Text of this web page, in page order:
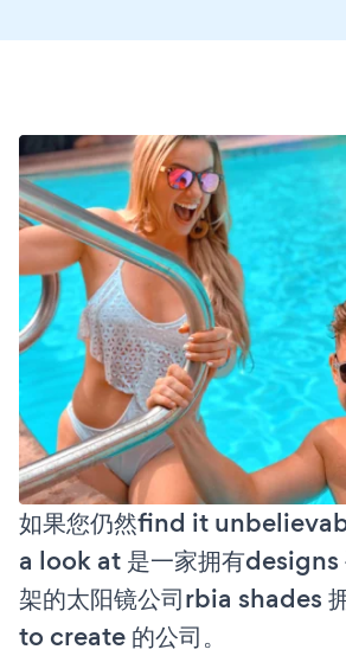
如果您仍然find it
a look at 是一家拥有designs
架的太阳镜公司rbia shades
to create 的公司。